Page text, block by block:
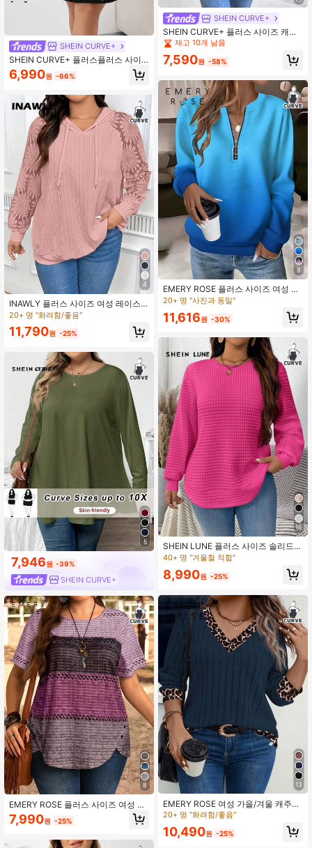
SHEIN CURVE+
SHEIN CURVE+ 플러스플러스 사이
즈 여성 캐주얼 레오파드 패치워크 래
글런 슬리브 스웨트셔츠 가을/겨울 드
6,990원 -66%
4
INAWLY 플러스 사이즈 여성 레이스
스웨트셔츠, 가을 졸업, 개학, 졸업, 여
츠
20+ 명 "화려함/좋음"
11,790원 -25%
5
7,946원 -39%
SHEIN CURVE+
8
EMERY ROSE 플러스 사이즈 여성 라
운드 넥 컬러 블록 캐주얼 일상 반팔
티셔츠
7,990원 -25%
SHEIN CURVE+
SHEIN CURVE+ 플러스 사이즈 캐주
얼 솔리드 컬러 긴소매 드로스트링 스
웨트셔츠, 가을
재고 10개 남음
10+ 명 "사진과 동일"
재고 10개 남음
10+ 명 "사진과 동일"
재고 10개 남음
10+ 명 "사진과 동일"
재고 10개 남음
10+ 명 "사진과 동일"
7,590원 -58%
8
EMERY ROSE 플러스 사이즈 여성 캐
주얼 그라디언트 프린트 지퍼업 크루
20+ 명 "사진과 동일"
11,616원 -30%
16
SHEIN LUNE 플러스 사이즈 솔리드
컬러 라운드 네크 긴팔 심플 캐주얼
40+ 명 "겨울철 적합"
8,990원 -25%
13
EMERY ROSE 여성 가을/겨울 캐주얼
브이넥 긴소매 대비 색상 패치워크 레
스 사이즈 풀오버 가을
20+ 명 "화려함/좋음"
10,490원 -25%